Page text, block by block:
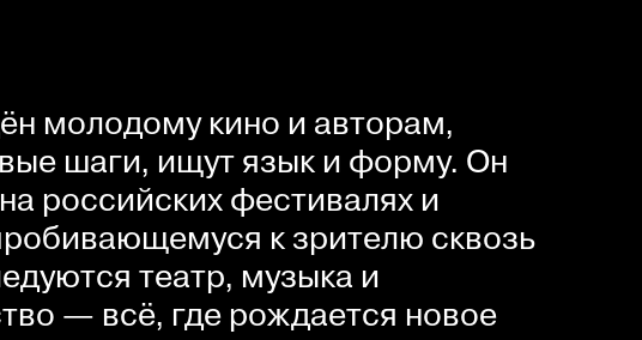
молодому кино и авторам,
шаги, ищут язык и форму. Он
российских фестивалях и
к зрителю сквозь
театр, музыка и
— всё, где рождается новое